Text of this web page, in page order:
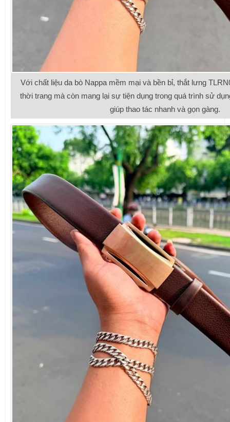
Với chất liệu da bò Nappa mềm mại và bền bỉ, thắt lưng
thời trang mà còn mang lại sự tiện dụng trong quá trình sử
giúp thao tác nhanh và gọn gàng.